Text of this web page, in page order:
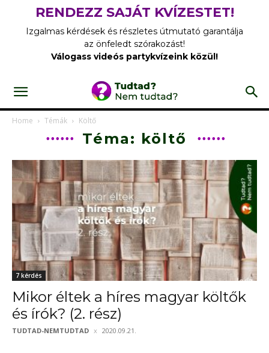
RENDEZZ SAJÁT KVÍZESTET!
Izgalmas kérdések és részletes útmutató garantálja
az önfeledt szórakozást!
Válogass videós partykvízeink közül!
Home Témák Költő
Téma: költő
7 kérdés
Mikor éltek a híres magyar költők
és írók? (2. rész)
TUDTAD-NEMTUDTAD 2020.09.21.